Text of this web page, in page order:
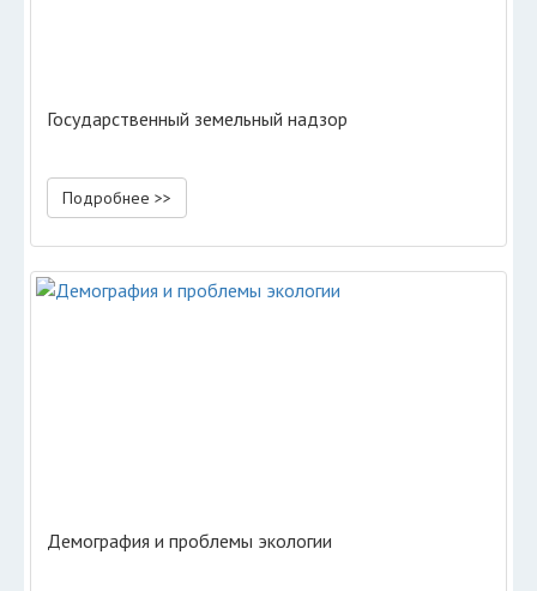
Государственный земельный надзор
Подробнее >>
Демография и проблемы экологии